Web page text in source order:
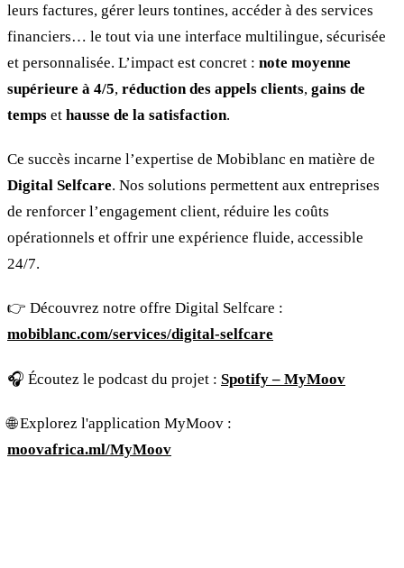
leurs factures, gérer leurs tontines, accéder à des services
financiers… le tout via une interface multilingue, sécurisée
et personnalisée. L’impact est concret : note moyenne
supérieure à 4/5, réduction des appels clients, gains de
temps et hausse de la satisfaction.
Ce succès incarne l’expertise de Mobiblanc en matière de
Digital Selfcare. Nos solutions permettent aux entreprises
de renforcer l’engagement client, réduire les coûts
opérationnels et offrir une expérience fluide, accessible
24/7.
👉 Découvrez notre offre Digital Selfcare :
mobiblanc.com/services/digital-selfcare
🎧 Écoutez le podcast du projet : Spotify – MyMoov
🌐 Explorez l'application MyMoov :
moovafrica.ml/MyMoov